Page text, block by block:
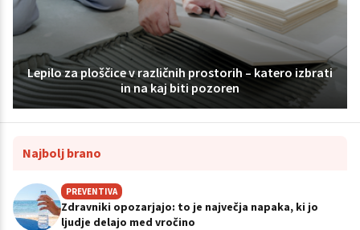
Lepilo za ploščice v različnih prostorih – katero izbrati
in na kaj biti pozoren
Najbolj brano
PREVENTIVA
Zdravniki opozarjajo: to je največja napaka, ki jo
ljudje delajo med vročino